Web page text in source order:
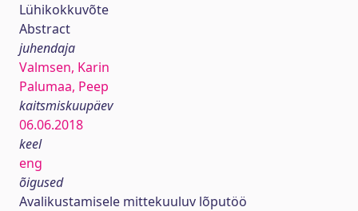
Lühikokkuvõte
Abstract
juhendaja
Valmsen, Karin
Palumaa, Peep
kaitsmiskuupäev
06.06.2018
keel
eng
õigused
Avalikustamisele mittekuuluv lõputöö